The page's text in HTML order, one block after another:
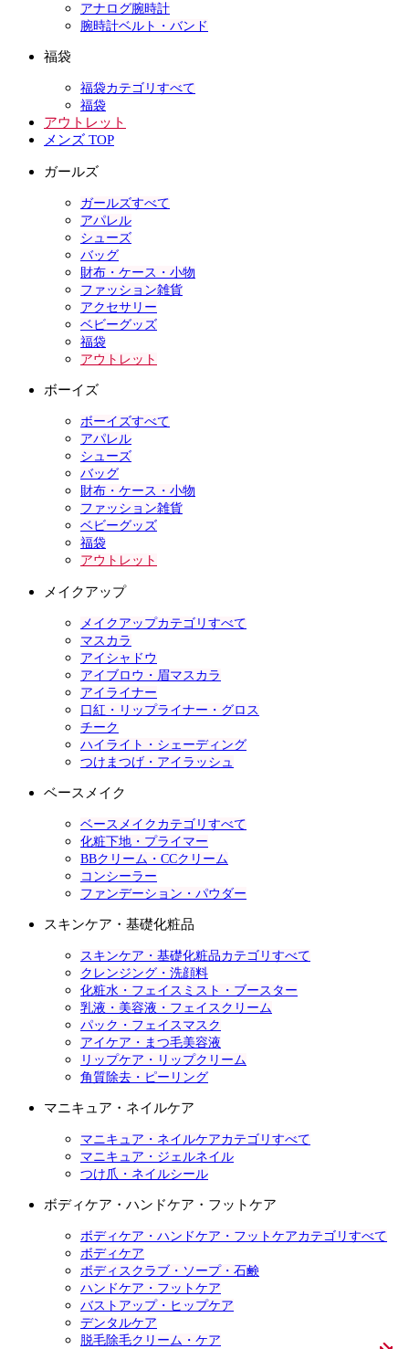
アナログ腕時計
腕時計ベルト・バンド
福袋
福袋カテゴリすべて
福袋
アウトレット
メンズ TOP
ガールズ
ガールズすべて
アパレル
シューズ
バッグ
財布・ケース・小物
ファッション雑貨
アクセサリー
ベビーグッズ
福袋
アウトレット
ボーイズ
ボーイズすべて
アパレル
シューズ
バッグ
財布・ケース・小物
ファッション雑貨
ベビーグッズ
福袋
アウトレット
メイクアップ
メイクアップカテゴリすべて
マスカラ
アイシャドウ
アイブロウ・眉マスカラ
アイライナー
口紅・リップライナー・グロス
チーク
ハイライト・シェーディング
つけまつげ・アイラッシュ
ベースメイク
ベースメイクカテゴリすべて
化粧下地・プライマー
BBクリーム・CCクリーム
コンシーラー
ファンデーション・パウダー
スキンケア・基礎化粧品
スキンケア・基礎化粧品カテゴリすべて
クレンジング・洗顔料
化粧水・フェイスミスト・ブースター
乳液・美容液・フェイスクリーム
パック・フェイスマスク
アイケア・まつ毛美容液
リップケア・リップクリーム
角質除去・ピーリング
マニキュア・ネイルケア
マニキュア・ネイルケアカテゴリすべて
マニキュア・ジェルネイル
つけ爪・ネイルシール
ボディケア・ハンドケア・フットケア
ボディケア・ハンドケア・フットケアカテゴリすべて
ボディケア
ボディスクラブ・ソープ・石鹸
ハンドケア・フットケア
バストアップ・ヒップケア
デンタルケア
脱毛除毛クリーム・ケア